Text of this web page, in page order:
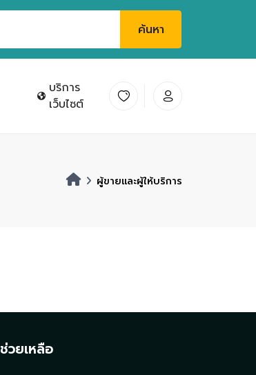
ค้นหา
บริการ
เว็บไซต์
ผู้ขายและผู้ให้บริการ
ช่วยเหลือ